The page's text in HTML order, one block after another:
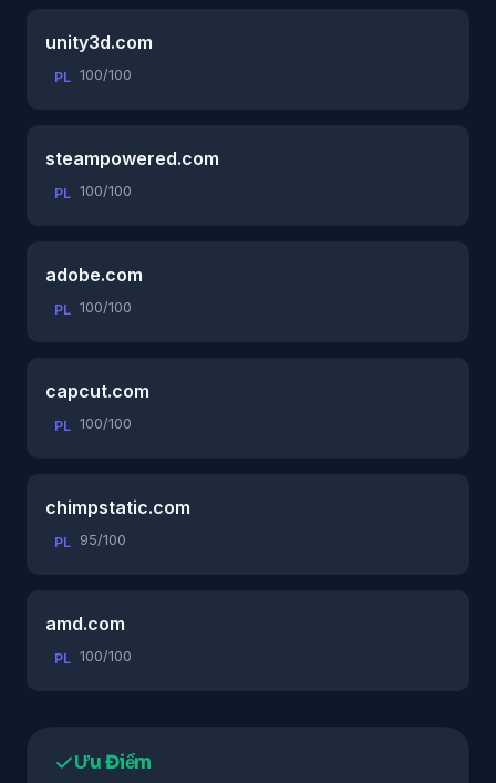
unity3d.com
PL 100/100
steampowered.com
PL 100/100
adobe.com
PL 100/100
capcut.com
PL 100/100
chimpstatic.com
PL 95/100
amd.com
PL 100/100
Ưu Điểm